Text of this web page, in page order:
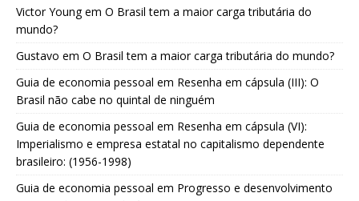
Victor Youngem O Brasil tem a maior carga tributária do
mundo?
Gustavo em O Brasil tem a maior carga tributária do mundo?
Guia de economia pessoal em Resenha em cápsula (III): O
Brasil não cabe no quintal de ninguém
Guia de economia pessoal em Resenha em cápsula (VI):
Imperialismo e empresa estatal no capitalismo dependente
brasileiro: (1956-1998)
Guia de economia pessoal em Progresso e desenvolvimento